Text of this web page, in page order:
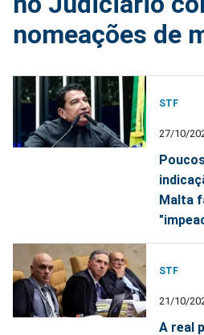
nomeações de
STF
27/10/
Malta
STF
21/10/
A real